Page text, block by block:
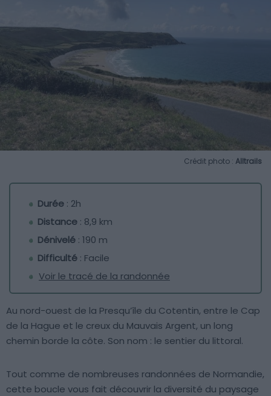
Crédit photo : Alltrails
Durée : 2h
Distance : 8,9 km
Dénivelé : 190 m
Difficulté : Facile
Voir le tracé de la randonnée
Au nord-ouest de la Presqu’île du Cotentin, entre le Cap
de la Hague et le creux du Mauvais Argent, un long
chemin borde la côte. Son nom : le sentier du littoral.
Tout comme de nombreuses randonnées de Normandie,
cette boucle vous fait découvrir la diversité du paysage